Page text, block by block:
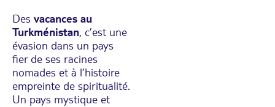
Des vacances au
Turkménistan, c’est une
évasion dans un pays
fier de ses racines
nomades et à l’histoire
empreinte de spiritualité.
Un pays mystique et